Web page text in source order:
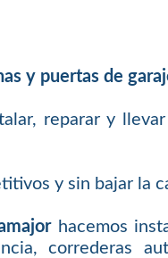
y puertas de
reparar y
y sin bajar la
hacemos
correderas